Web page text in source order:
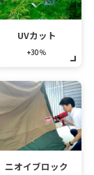
UVカット
+30％
ニオイブロック